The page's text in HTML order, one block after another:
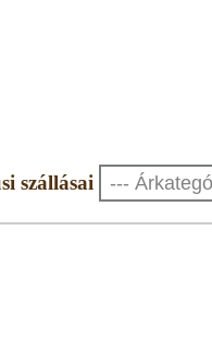
szállásai